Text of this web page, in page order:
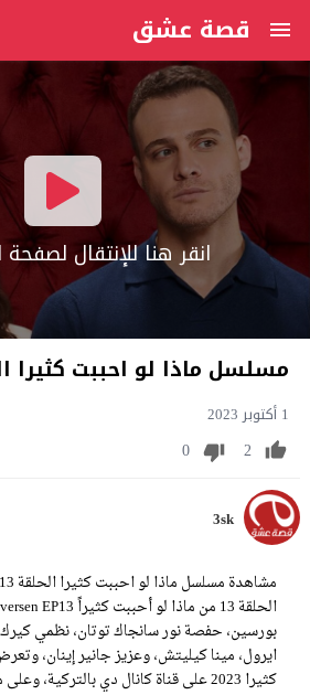
قصة عشق
انقر هنا للإنتقال
مسلسل ماذا لو احببت كثيرا الحلقة 13
1 أكتوبر 2023
2
0
3sk
بورسين، حفصة نور سانجاك توتان، نظمي
ايرول، مينا كيليتش، وعزيز جانير إينان،
كثيرا 2023 على قناة كانال دي بالتركية، وعلى موقع قصة عشق بالعربية.